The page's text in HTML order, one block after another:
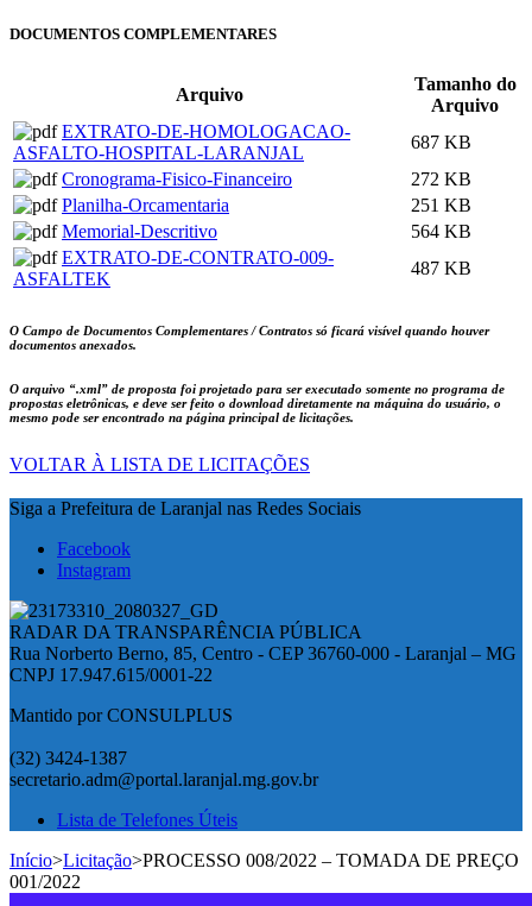
DOCUMENTOS COMPLEMENTARES
Arquivo
Tamanho do
Arquivo
EXTRATO-DE-HOMOLOGACAO-
ASFALTO-HOSPITAL-LARANJAL
687 KB
Cronograma-Fisico-Financeiro
272 KB
Planilha-Orcamentaria
251 KB
Memorial-Descritivo
564 KB
EXTRATO-DE-CONTRATO-009-
ASFALTEK
487 KB
O Campo de Documentos Complementares / Contratos só ficará visível quando houver
documentos anexados.
O arquivo “.xml” de proposta foi projetado para ser executado somente no programa de
propostas eletrônicas, e deve ser feito o download diretamente na máquina do usuário, o
mesmo pode ser encontrado na página principal de licitações.
VOLTAR À LISTA DE LICITAÇÕES
Siga a Prefeitura de Laranjal nas Redes Sociais
Facebook
Instagram
RADAR DA TRANSPARÊNCIA PÚBLICA
Rua Norberto Berno, 85, Centro - CEP 36760-000 - Laranjal – MG
CNPJ 17.947.615/0001-22
Mantido por CONSULPLUS
(32) 3424-1387
secretario.adm@portal.laranjal.mg.gov.br
Lista de Telefones Úteis
Início>Licitação>PROCESSO 008/2022 – TOMADA DE PREÇO
001/2022